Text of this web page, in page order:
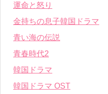
運命と怒り
金持ちの息子韓国ドラマ
青い海の伝説
青春時代2
韓国ドラマ
韓国ドラマ OST